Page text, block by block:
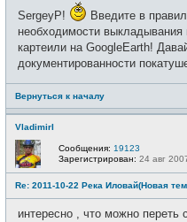
SergeyP!
Введите в
необходимости выкладывания
картеили на GoogleEarth!
документированности
Вернуться к началу
VladimirI
Сообщения: 19123
Зарегистрирован: 24 авг
Re: 2011-10-22 Река Иловай(Новая
интересно , что можно переть